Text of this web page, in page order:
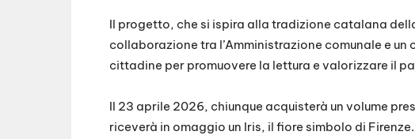
Il progetto, che si ispira alla tradizione catalana
collaborazione tra l’Amministrazione comunale e
cittadine per promuovere la lettura e valorizzare il
Il 23 aprile 2026, chiunque acquisterà un volume
riceverà in omaggio un Iris, il fiore simbolo di